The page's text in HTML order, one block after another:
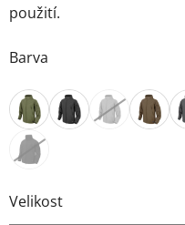
použití.
Barva
Velikost